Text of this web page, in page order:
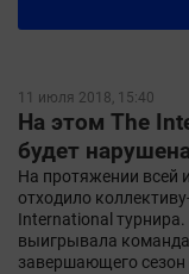
11 июля 2018, 15:40
На этом The
будет
На протяжении всей
отходило
International
выигрывала
завершающего